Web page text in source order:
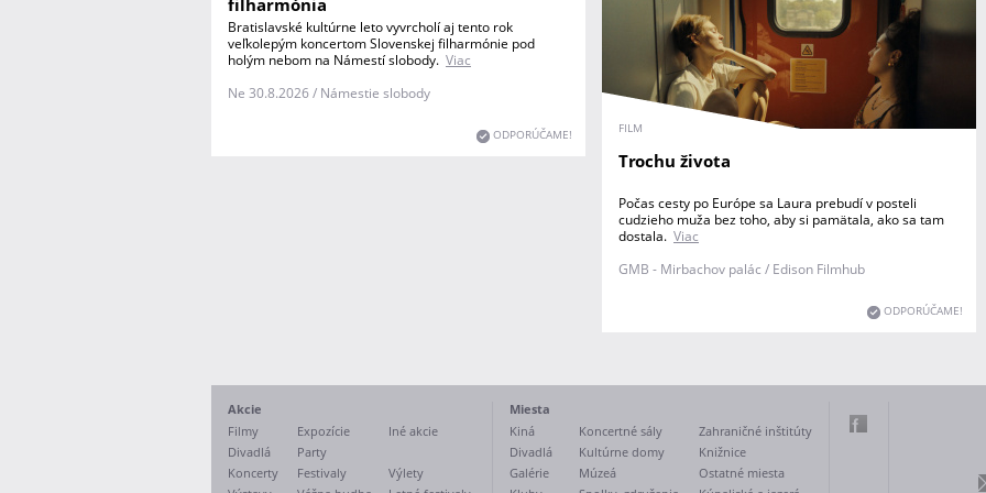
filharmónia
Bratislavské kultúrne leto vyvrcholí aj tento rok
veľkolepým koncertom Slovenskej filharmónie pod
holým nebom na Námestí slobody. Viac
Ne 30.8.2026 / Námestie slobody
ODPORÚČAME! FILM
Trochu života
Počas cesty po Európe sa Laura prebudí v posteli
cudzieho muža bez toho, aby si pamätala, ako sa tam
dostala. Viac
GMB - Mirbachov palác / Edison Filmhub
ODPORÚČAME!
Akcie
Filmy
Divadlá
Koncerty
Expozície
Party
Festivaly
Iné akcie
Výlety
Miesta
Kiná
Divadlá
Galérie
Koncertné sály
Kultúrne domy
Múzeá
Zahraničné inštitúty
Knižnice
Ostatné miesta